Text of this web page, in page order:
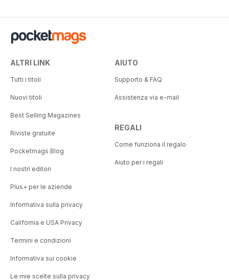
ALTRI LINK
Tutti i titoli
Nuovi titoli
Best Selling Magazines
Riviste gratuite
Pocketmags Blog
I nostri editori
Plus+ per le aziende
Informativa sulla privacy
California e USA Privacy
Termini e condizioni
Informativa sui cookie
Le mie scelte sulla privacy
AIUTO
Supporto & FAQ
Assistenza via e-mail
REGALI
Come funziona il regalo
Aiuto per i regali